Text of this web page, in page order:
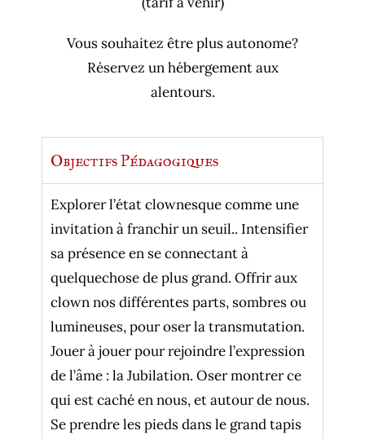
Vous souhaitez être plus autonome?
Réservez un hébergement aux
alentours.
Objectifs Pédagogiques
Explorer l’état clownesque comme une
invitation à franchir un seuil.. Intensifier
sa présence en se connectant à
quelquechose de plus grand. Offrir aux
clown nos différentes parts, sombres ou
lumineuses, pour oser la transmutation.
Jouer à jouer pour rejoindre l’expression
de l’âme : la Jubilation. Oser montrer ce
qui est caché en nous, et autour de nous.
Se prendre les pieds dans le grand tapis